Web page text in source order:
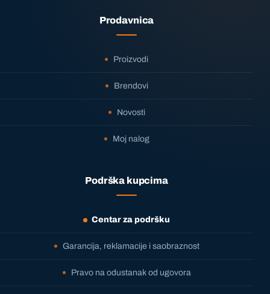
Prodavnica
Proizvodi
Brendovi
Novosti
Moj nalog
Podrška kupcima
Centar za podršku
Garancija, reklamacije i saobraznost
Pravo na odustanak od ugovora